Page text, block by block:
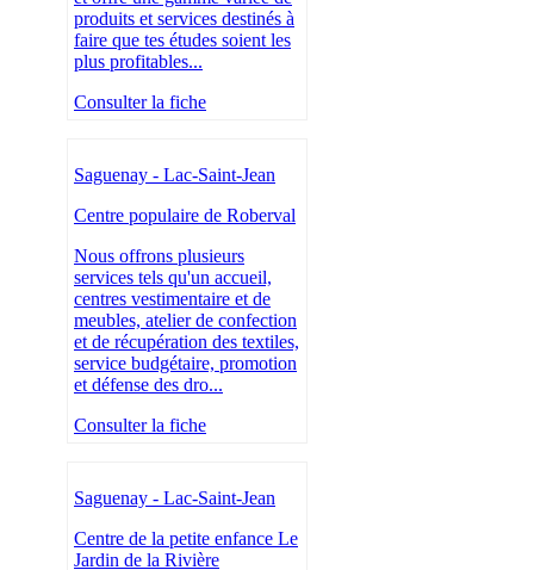
produits et services destinés à
faire que tes études soient les
plus profitables...
Consulter la fiche
Saguenay - Lac-Saint-Jean
Centre populaire de Roberval
Nous offrons plusieurs
services tels qu'un accueil,
centres vestimentaire et de
meubles, atelier de confection
et de récupération des textiles,
service budgétaire, promotion
et défense des dro...
Consulter la fiche
Saguenay - Lac-Saint-Jean
Centre de la petite enfance Le
Jardin de la Rivière